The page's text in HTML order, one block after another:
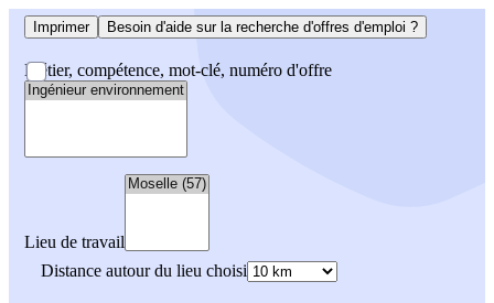
Imprimer Besoin d'aide sur la recherche d'offres d'emploi ?
Métier, compétence, mot-clé, numéro d'offre
Lieu de travail
Distance autour du lieu choisi